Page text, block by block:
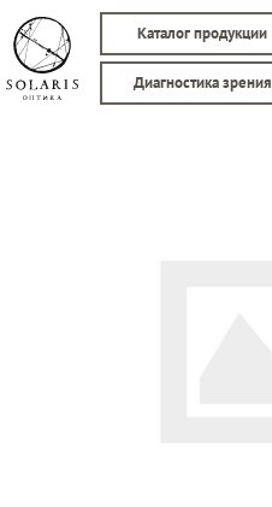
Каталог продукции
Диагностика зрения